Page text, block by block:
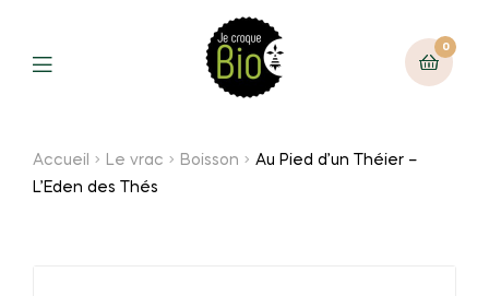
0
Accueil Le vrac Boisson
Au Pied d’un Théier –
L’Eden des Thés